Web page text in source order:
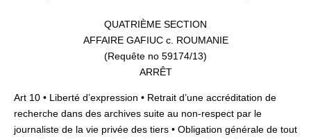
QUATRIÈME SECTION
AFFAIRE GAFIUC c. ROUMANIE
(Requête no 59174/13)
ARRÊT
Art 10 • Liberté d’expression • Retrait d’une accréditation de
recherche dans des archives suite au non-respect par le
journaliste de la vie privée des tiers • Obligation générale de tout